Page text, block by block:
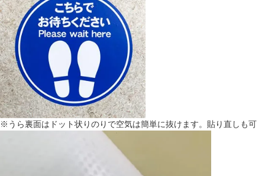
※うら裏面はドット状りのりで空気は簡単に抜けます。貼り直しも可